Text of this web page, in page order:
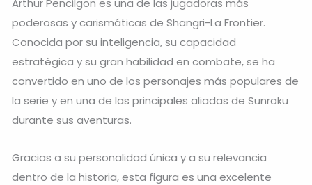
Arthur Pencilgon es una de las jugadoras más
poderosas y carismáticas de Shangri-La Frontier.
Conocida por su inteligencia, su capacidad
estratégica y su gran habilidad en combate, se ha
convertido en uno de los personajes más populares de
la serie y en una de las principales aliadas de Sunraku
durante sus aventuras.
Gracias a su personalidad única y a su relevancia
dentro de la historia, esta figura es una excelente